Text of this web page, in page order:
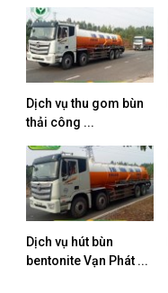
Dịch vụ thu gom bùn
thải công ...
Dịch vụ hút bùn
bentonite Vạn Phát ...